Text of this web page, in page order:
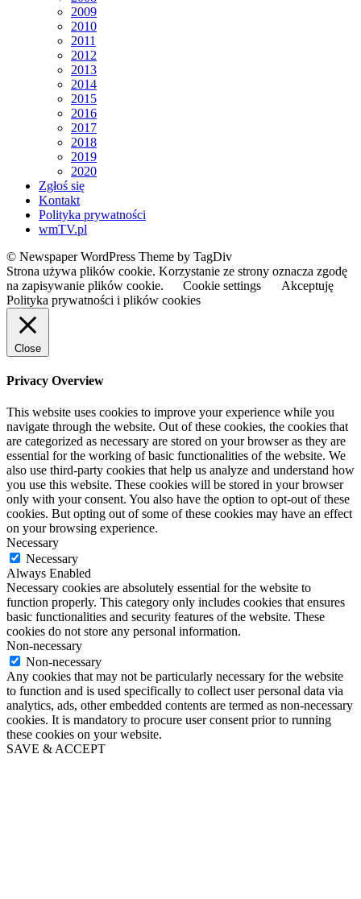
2009
2010
2011
2012
2013
2014
2015
2016
2017
2018
2019
2020
Zgłoś się
Kontakt
Polityka prywatności
wmTV.pl
© Newspaper WordPress Theme by TagDiv
Strona używa plików cookie. Korzystanie ze strony oznacza zgodę
na zapisywanie plików cookie.
Cookie settings
Akceptuję
Polityka prywatności i plików cookies
Close
Privacy Overview
This website uses cookies to improve your experience while you
navigate through the website. Out of these cookies, the cookies that
are categorized as necessary are stored on your browser as they are
essential for the working of basic functionalities of the website. We
also use third-party cookies that help us analyze and understand how
you use this website. These cookies will be stored in your browser
only with your consent. You also have the option to opt-out of these
cookies. But opting out of some of these cookies may have an effect
on your browsing experience.
Necessary
Necessary
Always Enabled
Necessary cookies are absolutely essential for the website to
function properly. This category only includes cookies that ensures
basic functionalities and security features of the website. These
cookies do not store any personal information.
Non-necessary
Non-necessary
Any cookies that may not be particularly necessary for the website
to function and is used specifically to collect user personal data via
analytics, ads, other embedded contents are termed as non-necessary
cookies. It is mandatory to procure user consent prior to running
these cookies on your website.
SAVE & ACCEPT